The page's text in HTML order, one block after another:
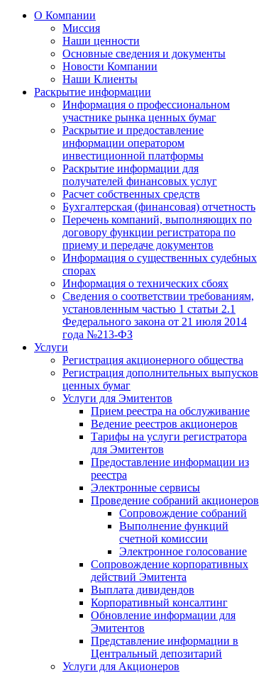
О Компании
Миссия
Наши ценности
Основные сведения и документы
Новости Компании
Наши Клиенты
Раскрытие информации
Информация о профессиональном
участнике рынка ценных бумаг
Раскрытие и предоставление
информации оператором
инвестиционной платформы
Раскрытие информации для
получателей финансовых услуг
Расчет собственных средств
Бухгалтерская (финансовая) отчетность
Перечень компаний, выполняющих по
договору функции регистратора по
приему и передаче документов
Информация о существенных судебных
спорах
Информация о технических сбоях
Сведения о соответствии требованиям,
установленным частью 1 статьи 2.1
Федерального закона от 21 июля 2014
года №213-ФЗ
Услуги
Регистрация акционерного общества
Регистрация дополнительных выпусков
ценных бумаг
Услуги для Эмитентов
Прием реестра на обслуживание
Ведение реестров акционеров
Тарифы на услуги регистратора
для Эмитентов
Предоставление информации из
реестра
Электронные сервисы
Проведение собраний акционеров
Сопровождение собраний
Выполнение функций
счетной комиссии
Электронное голосование
Сопровождение корпоративных
действий Эмитента
Выплата дивидендов
Корпоративный консалтинг
Обновление информации для
Эмитентов
Представление информации в
Центральный депозитарий
Услуги для Акционеров